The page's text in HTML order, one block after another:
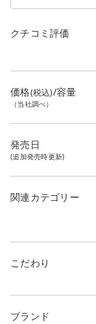
クチコミ評価
価格(税込)/容量
（当社調べ）
発売日
(追加発売時更新)
関連カテゴリー
こだわり
ブランド